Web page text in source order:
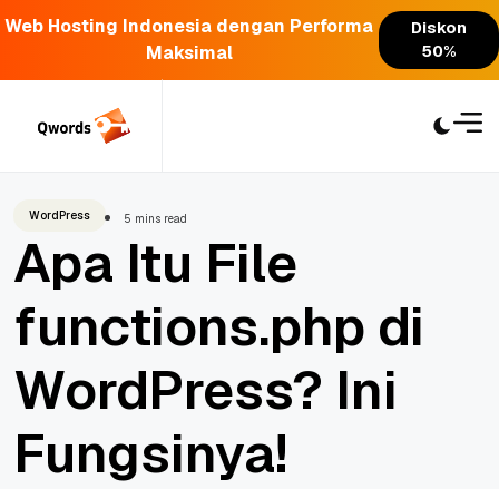
Web Hosting Indonesia dengan Performa
Maksimal
Diskon
50%
WordPress 5 mins read
Apa Itu File
functions.php di
WordPress? Ini
Fungsinya!